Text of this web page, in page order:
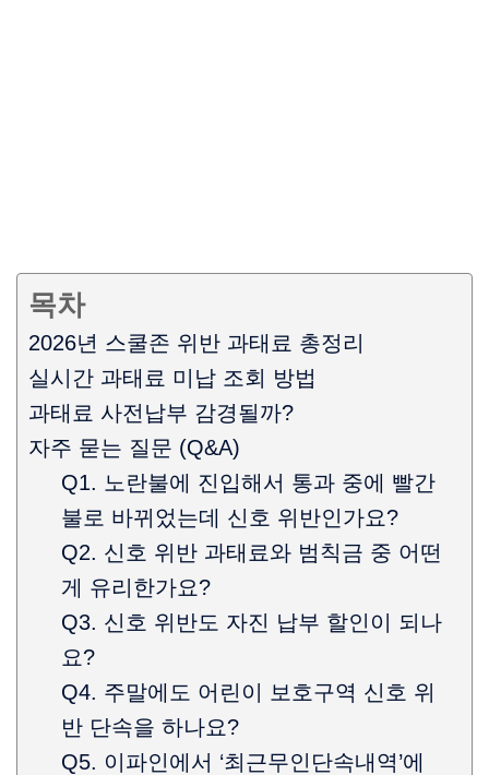
목차
2026년 스쿨존 위반 과태료 총정리
실시간 과태료 미납 조회 방법
과태료 사전납부 감경될까?
자주 묻는 질문 (Q&A)
Q1. 노란불에 진입해서 통과 중에 빨간
불로 바뀌었는데 신호 위반인가요?
Q2. 신호 위반 과태료와 범칙금 중 어떤
게 유리한가요?
Q3. 신호 위반도 자진 납부 할인이 되나
요?
Q4. 주말에도 어린이 보호구역 신호 위
반 단속을 하나요?
Q5. 이파인에서 ‘최근무인단속내역’에